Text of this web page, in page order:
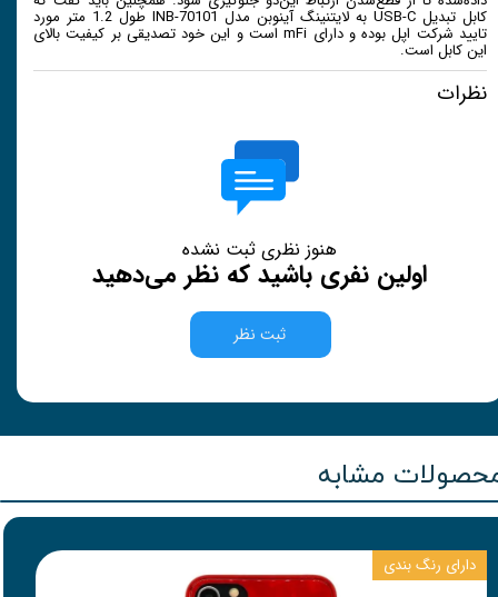
کابل تبدیل USB-C به لایتنینگ آینوبن مدل INB-70101 طول 1.2 متر مورد
تایید شرکت اپل بوده و دارای mFi است و این خود تصدیقی بر کیفیت بالای
این کابل است.
نظرات
هنوز نظری ثبت نشده
اولین نفری باشید که نظر می‌دهید
ثبت نظر
مشابه
دارای رنگ بندی